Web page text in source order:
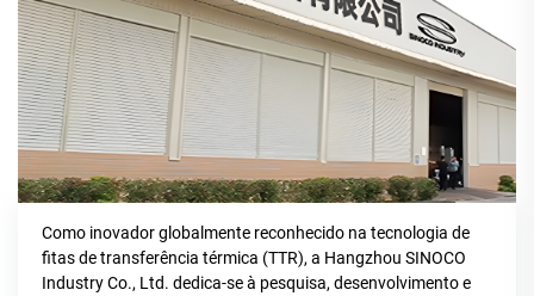
Como inovador globalmente reconhecido na tecnologia de
fitas de transferência térmica (TTR), a Hangzhou SINOCO
Industry Co., Ltd. dedica-se à pesquisa, desenvolvimento e